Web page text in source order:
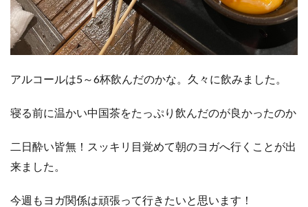
アルコールは5～6杯飲んだのかな。久々に飲みました。
寝る前に温かい中国茶をたっぷり飲んだのが良かったのか
二日酔い皆無！スッキリ目覚めて朝のヨガへ行くことが出
来ました。
今週もヨガ関係は頑張って行きたいと思います！